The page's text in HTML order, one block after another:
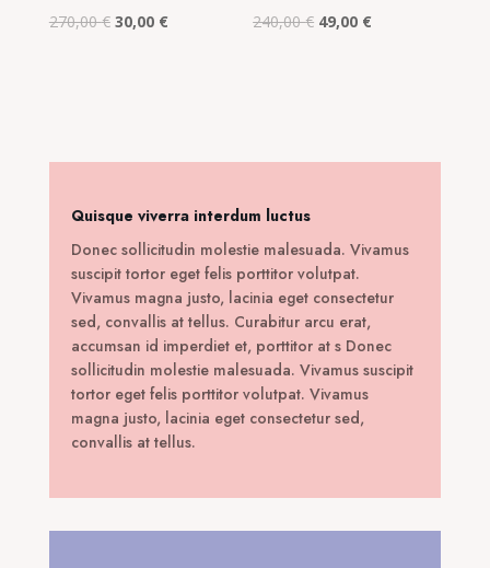
270,00€ Original
30,00 €Η
240,00€ Original
49,00 €
Quisque viverra interdum luctus
Donec sollicitudin molestie malesuada. Vivamus
suscipit tortor eget felis porttitor volutpat.
Vivamus magna justo, lacinia eget consectetur
sed, convallis at tellus. Curabitur arcu erat,
accumsan id imperdiet et, porttitor at s Donec
sollicitudin molestie malesuada. Vivamus suscipit
tortor eget felis porttitor volutpat. Vivamus
magna justo, lacinia eget consectetur sed,
convallis at tellus.